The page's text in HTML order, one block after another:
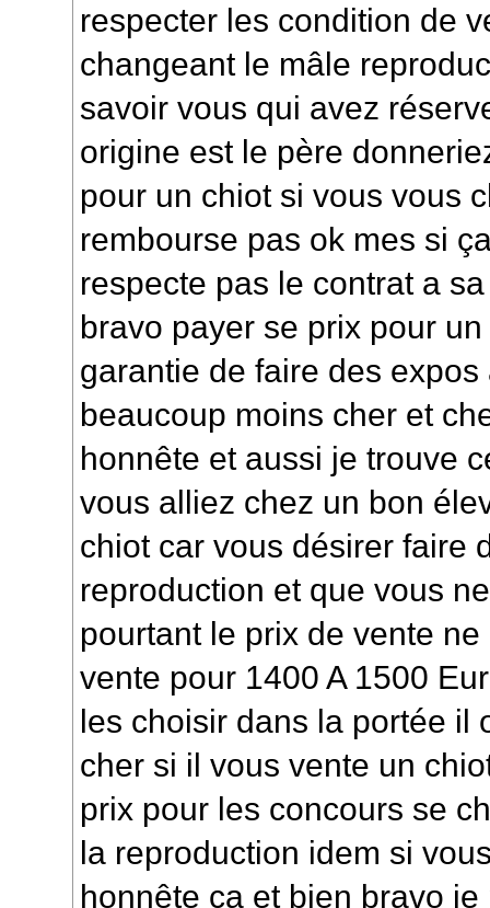
respecter les condition de
changeant le mâle
savoir vous qui avez
origine est le père
pour un chiot si vous vous
rembourse pas ok mes si
respecte pas le contrat a
bravo payer se prix pour
garantie de faire des
beaucoup moins cher et
honnête et aussi je trouve
vous alliez chez un bon
chiot car vous désirer faire
reproduction et que vous
pourtant le prix de vente
vente pour 1400 A 1500
les choisir dans la portée il
cher si il vous vente un
prix pour les concours se
la reproduction idem si
honnête ça et bien bravo